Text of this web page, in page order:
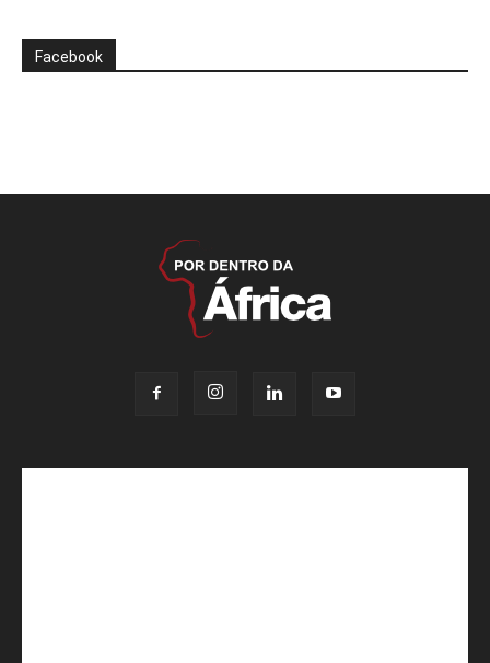
Facebook